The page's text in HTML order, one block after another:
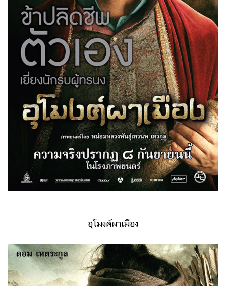
รถยนต์
บ้าน
และ
การ
ตกแต่ง
มือ
ราคา
น้ำมัน
วา
แม่
เด็ก
อุโมงค์ผาเมือง